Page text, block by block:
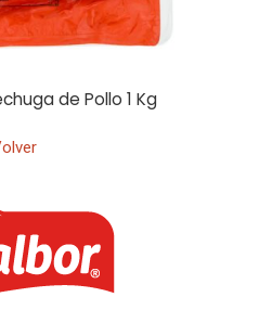
de Pollo 1 Kg